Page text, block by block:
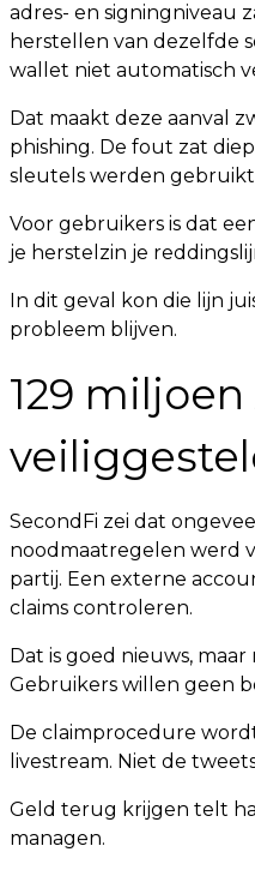
adres- en signingniveau
herstellen van dezelfde
wallet niet automatisch
Dat maakt deze aanval
phishing. De fout zat
sleutels werden
Voor gebruikers is dat
je herstelzin je
In dit geval kon die lijn
probleem blijven.
129
SecondFi zei dat
noodmaatregelen werd
partij. Een externe
claims controleren.
Dat is goed nieuws,
Gebruikers willen geen
De claimprocedure
livestream. Niet de
Geld terug krijgen telt
managen.